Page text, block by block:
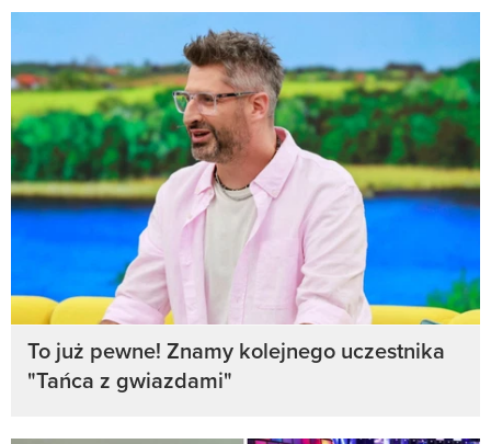
To już pewne! Znamy kolejnego uczestnika
"Tańca z gwiazdami"